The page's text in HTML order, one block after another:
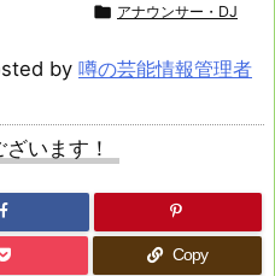
 アナウンサー・DJ
by 噂の芸能情報管理者
います！
Copy